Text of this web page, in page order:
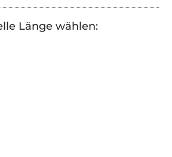
Länge wählen: